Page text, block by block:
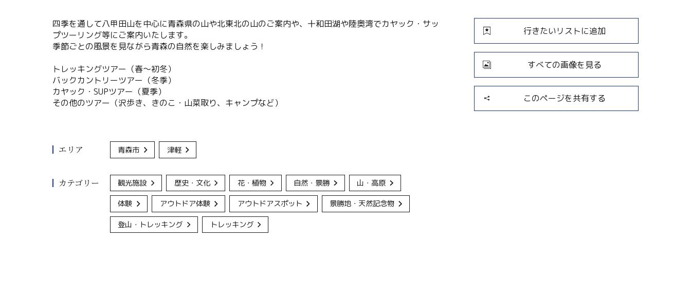
四季を通して八甲田山を中心に青森県の山や北東北の山のご案内や、十和田湖や陸奥湾でカヤック・サッ
プツーリング等にご案内いたします。
季節ごとの風景を見ながら青森の自然を楽しみましょう！
トレッキングツアー（春〜初冬）
バックカントリーツアー（冬季）
カヤック・SUPツアー（夏季）
その他のツアー（沢歩き、きのこ・山菜取り、キャンプなど）
行きたいリストに追加
すべての画像を見る
このページを共有する
エリア 青森市 津軽
カテゴリー 観光施設 歴史・文化 花・植物 自然・景勝 山・高原
体験 アウトドア体験 アウトドアスポット 景勝地・天然記念物
登山・トレッキング トレッキング